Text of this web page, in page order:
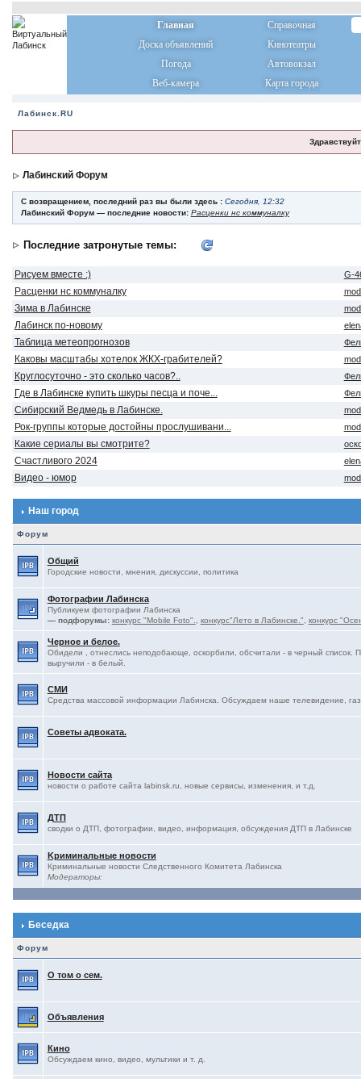
Главная
Справочная
Доска объявлений
Кинотеатры
Погода
Автовокзал
Веб-камера
Карта города
Лабинск.RU
Лабинский Форум
С возвращением, последний раз вы были здесь : Сегодня, 12:32
Лабинский Форум — последние новости: Расценки нс коммуналку
Последние затронутые темы:
Рисуем вместе :) G-
Расценки нс коммуналку
Зима в Лабинске
Лабинск по-новому
Таблица метеопрогнозов
Каковы масштабы хотелок ЖКХ-грабителей?
Круглосуточно - это сколько часов?..
Где в Лабинске купить шкуры песца и поче...
Сибирский Ведмедь в Лабинске.
Рок-группы которые достойны прослушивани...
Какие сериалы вы смотрите?
Счастливого 2024
Видео - юмор
Наш город
Форум
Общий
Городские новости, мнения, дискуссии, политика
Фотографии Лабинска
Публикуем фотографии Лабинска
— подфорумы: конкурс "Mobile Foto". конкурс"Лето в Лабинске." конкурс
Черное и белое.
Обидели , отнеслись неподобающе, оскорбили, обсчитали - в черный список.
выручили - в белый.
СМИ
Средства массовой информации Лабинска. Обсуждаем наше телевидение,
Советы адвоката.
Новости сайта
новости о работе сайта labinsk.ru, новые сервисы, изменения, и т.д.
ДТП
сводки о ДТП, фотографии, видео, информация, обсуждения ДТП в Лабинске
Kриминальные новости
Криминальные новости Следственного Комитета Лабинска
Модераторы:
Беседка
Форум
О том о сем.
Объявления
Кино
Обсуждаем кино, видео, мультики и т. д.